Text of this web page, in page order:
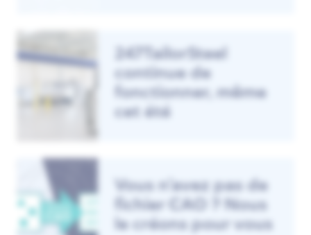
247TailorSteel
continue de
fonctionner, même
cet été
Vous n’avez pas de
fichier CAO ? Nous
le créons pour vous